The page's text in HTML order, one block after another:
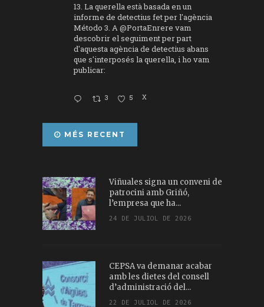
13. La querella està basada en un
informe de detectius fet per l'agència
Método 3. A@PortaEnrere vam
descobrir el seguiment per part
d'aquesta agència de detectius abans
que s'interposés la querella, i ho vam
publicar:
3 5 X
MÉS RECENT
Viñuales signa un conveni de
patrocini amb Griñó,
l’empresa que ha...
24 DE JULIOL DE 2026
CEPSA va demanar acabar
amb les dietes del consell
d’administració del...
22 DE JULIOL DE 2026